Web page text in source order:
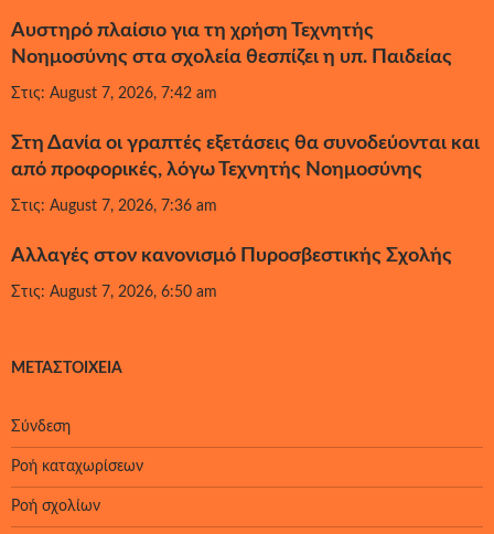
Αυστηρό πλαίσιο για τη χρήση Τεχνητής
Νοημοσύνης στα σχολεία θεσπίζει η υπ. Παιδείας
Στις: August 7, 2026, 7:42 am
Στη Δανία οι γραπτές εξετάσεις θα συνοδεύονται και
από προφορικές, λόγω Τεχνητής Νοημοσύνης
Στις: August 7, 2026, 7:36 am
Αλλαγές στον κανονισμό Πυροσβεστικής Σχολής
Στις: August 7, 2026, 6:50 am
ΜΕΤΑΣΤΟΙΧΕΊΑ
Σύνδεση
Ροή καταχωρίσεων
Ροή σχολίων